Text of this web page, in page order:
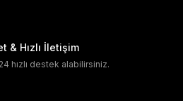
& Hızlı İletişim
hızlı destek alabilirsiniz.